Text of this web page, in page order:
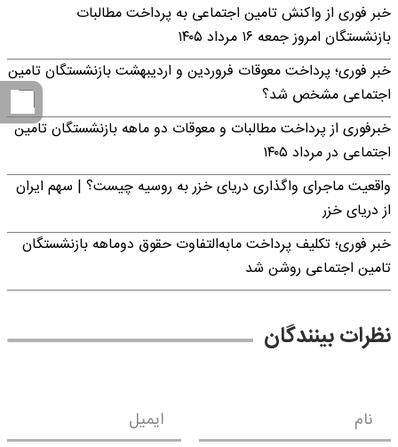
خبر فوری از واکنش تامین اجتماعی به پرداخت مطالبات
بازنشستگان امروز جمعه ۱۶ مرداد ۱۴۰۵
خبر فوری؛ پرداخت معوقات فروردین و اردیبهشت بازنشستگان تامین
اجتماعی مشخص شد؟
خبرفوری از پرداخت مطالبات و معوقات دو ماهه بازنشستگان تامین
اجتماعی در مرداد ۱۴۰۵
واقعیت ماجرای واگذاری دریای خزر به روسیه چیست؟ | سهم ایران
از دریای خزر
خبر فوری؛ تکلیف پرداخت مابه‌التفاوت حقوق دوماهه بازنشستگان
تامین اجتماعی روشن شد
نظرات بینندگان
نام ایمیل